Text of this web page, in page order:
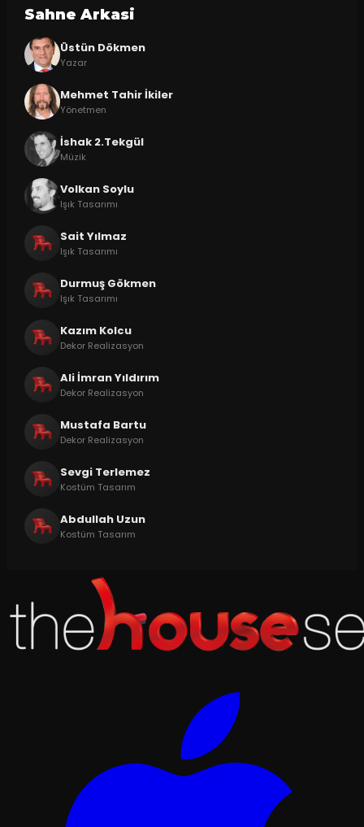
Sahne Arkasi
Üstün Dökmen
Yazar
Mehmet Tahir İkiler
Yönetmen
İshak 2.Tekgül
Müzik
Volkan Soylu
Işık Tasarımı
Sait Yılmaz
Işık Tasarımı
Durmuş Gökmen
Işık Tasarımı
Kazım Kolcu
Dekor Realizasyon
Ali İmran Yıldırım
Dekor Realizasyon
Mustafa Bartu
Dekor Realizasyon
Sevgi Terlemez
Kostüm Tasarım
Abdullah Uzun
Kostüm Tasarım